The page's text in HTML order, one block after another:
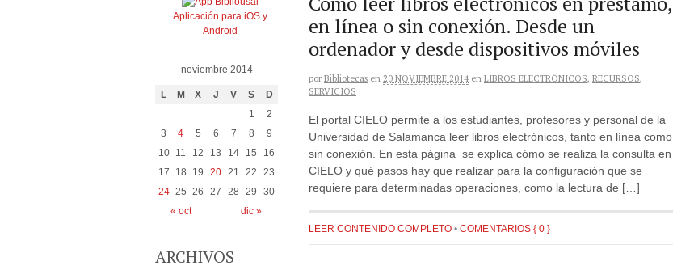
en línea o sin conexión. Desde un
ordenador y desde dispositivos móviles
por Bibliotecas en 20 NOVIEMBRE 2014 en LIBROS ELECTRÓNICOS, RECURSOS,
SERVICIOS
El portal CIELO permite a los estudiantes, profesores y personal de la
Universidad de Salamanca leer libros electrónicos, tanto en línea como
sin conexión. En esta página se explica cómo se realiza la consulta en
CIELO y qué pasos hay que realizar para la configuración que se
requiere para determinadas operaciones, como la lectura de […]
LEER CONTENIDO COMPLETO • COMENTARIOS { 0 }
Aplicación para iOS y
Android
noviembre 2014
L M X J V S D
« oct dic »
1
2
3
4 5 6 7 8
9
10
11 12 13 14 15
16
17
18 19 20 21 22
23
24 25 26 27 28 29 30
ARCHIVOS